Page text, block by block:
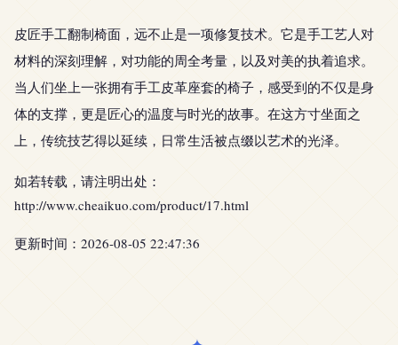
皮匠手工翻制椅面，远不止是一项修复技术。它是手工艺人对
材料的深刻理解，对功能的周全考量，以及对美的执着追求。
当人们坐上一张拥有手工皮革座套的椅子，感受到的不仅是身
体的支撑，更是匠心的温度与时光的故事。在这方寸坐面之
上，传统技艺得以延续，日常生活被点缀以艺术的光泽。
如若转载，请注明出处：
http://www.cheaikuo.com/product/17.html
更新时间：2026-08-05 22:47:36